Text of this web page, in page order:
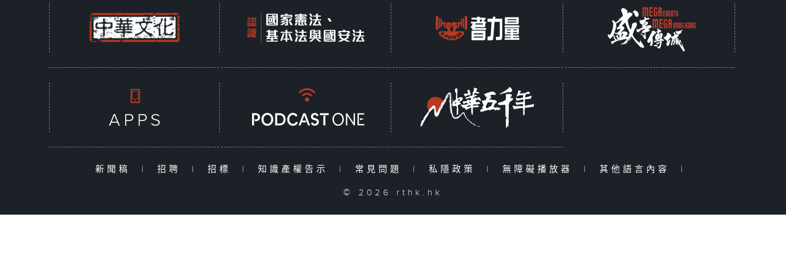
新聞稿 | 招聘 | 招標 | 知識產權告示 | 常見問題 | 私隱政策 | 無障礙播放器 | 其他語言內容 |
© 2026 rthk.hk